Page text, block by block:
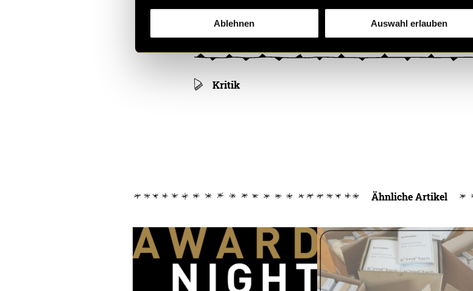
Ablehnen Auswahl erlauben
Kritik
Ähnliche Artikel